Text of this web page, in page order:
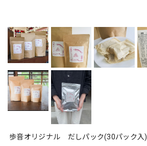
歩音オリジナル だしパック(30パック入)